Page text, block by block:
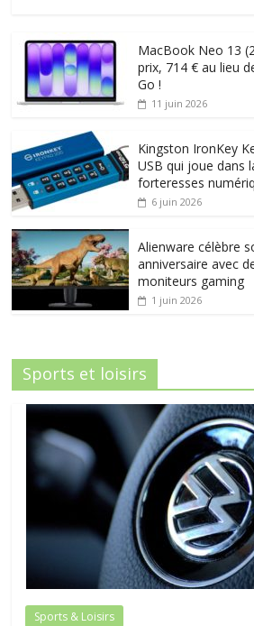
MacBook Neo 13
prix, 714 € au lieu
Go !
11 juin 2026
Kingston IronKey
USB qui joue dans
forteresses
6 juin 2026
Alienware célèbre
anniversaire avec
moniteurs gaming
1 juin 2026
Sports et loisirs
Sports & Loisirs